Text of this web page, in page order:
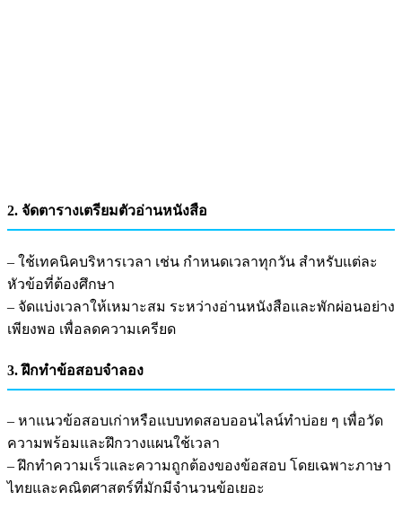
2. จัดตารางเตรียมตัวอ่านหนังสือ
– ใช้เทคนิคบริหารเวลา เช่น กำหนดเวลาทุกวัน สำหรับแต่ละ
หัวข้อที่ต้องศึกษา
– จัดแบ่งเวลาให้เหมาะสม ระหว่างอ่านหนังสือและพักผ่อนอย่าง
เพียงพอ เพื่อลดความเครียด
3. ฝึกทำข้อสอบจำลอง
– หาแนวข้อสอบเก่าหรือแบบทดสอบออนไลน์ทำบ่อย ๆ เพื่อวัด
ความพร้อมและฝึกวางแผนใช้เวลา
– ฝึกทำความเร็วและความถูกต้องของข้อสอบ โดยเฉพาะภาษา
ไทยและคณิตศาสตร์ที่มักมีจำนวนข้อเยอะ